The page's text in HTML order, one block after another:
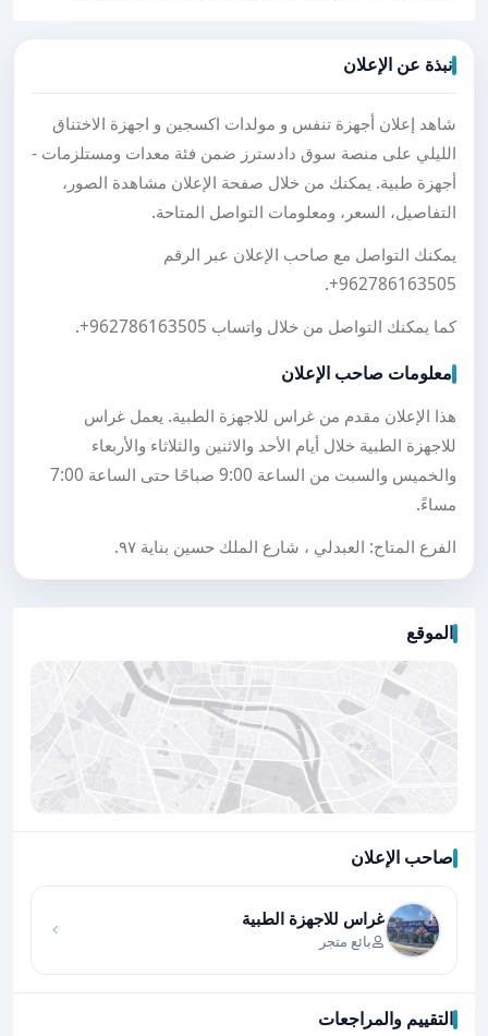
نبذة عن الإعلان
شاهد إعلان أجهزة تنفس و مولدات اكسجين و اجهزة الاختناق
الليلي على منصة سوق دادسترز ضمن فئة معدات ومستلزمات -
أجهزة طبية. يمكنك من خلال صفحة الإعلان مشاهدة الصور،
التفاصيل، السعر، ومعلومات التواصل المتاحة.
يمكنك التواصل مع صاحب الإعلان عبر الرقم
+962786163505
.
كما يمكنك التواصل من خلال واتساب +962786163505
.
معلومات صاحب الإعلان
هذا الإعلان مقدم من غراس للاجهزة الطبية. يعمل غراس
للاجهزة الطبية خلال أيام الأحد والاثنين والثلاثاء والأربعاء
والخميس والسبت من الساعة 9:00 صباحًا حتى الساعة 7:00
مساءً.
الفرع المتاح: العبدلي ، شارع الملك حسين بناية ٩٧.
الموقع
صاحب الإعلان
غراس للاجهزة الطبية
بائع متجر
التقييم والمراجعات